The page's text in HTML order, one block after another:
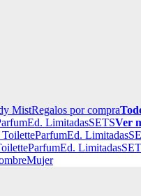
MistRegalos por compra
Ed. LimitadasSETSVer
ToiletteParfumEd. Limitadas
ParfumEd. Limitadas
Mujer